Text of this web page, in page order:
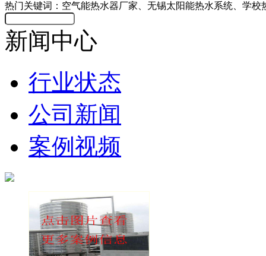
热门关键词：空气能热水器厂家、无锡太阳能热水系统、学校
新闻中心
行业状态
公司新闻
案例视频